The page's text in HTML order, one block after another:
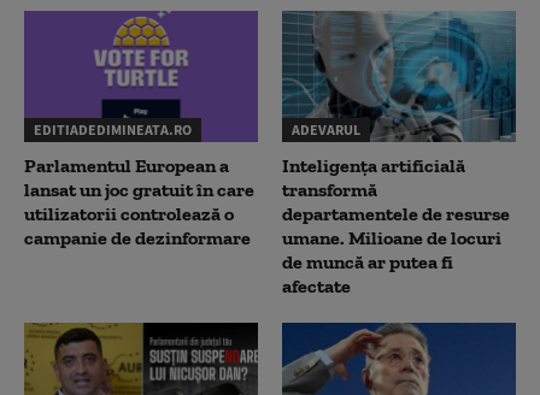
EDITIADEDIMINEATA.RO
Parlamentul European a
lansat un joc gratuit în care
utilizatorii controlează o
campanie de dezinformare
ADEVARUL
Inteligența artificială
transformă
departamentele de resurse
umane. Milioane de locuri
de muncă ar putea fi
afectate